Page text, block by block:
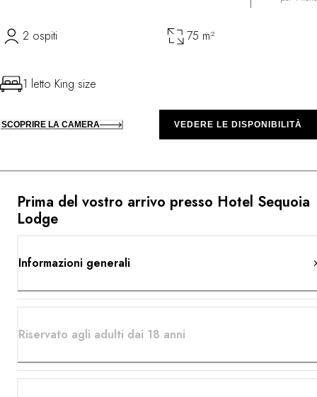
Prima del vostro arrivo presso Hotel Sequoia
Lodge
Informazioni generali
Riservato agli adulti dai 18 anni
2 ospiti 75 m²
1 letto King size
SCOPRIRE LA CAMERA VEDERE LE DISPONIBILITÀ